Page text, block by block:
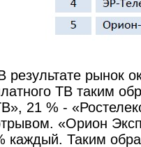
результате рынок
ТВ таким
21 % -
«Орион
каждый. Таким